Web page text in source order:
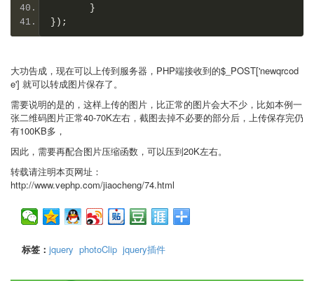
}
});
大功告成，现在可以上传到服务器， PHP端接收到的$_POST['newqrcod
e'] 就可以转成图片保存了。
需要说明的是的，这样上传的图片，比正常的图片会大不少，比如本例一
张二维码图片正常40-70K左右，截图去掉不必要的部分后，上传保存完仍
有100KB多，
因此，需要再配合图片压缩函数，可以压到20K左右。
转载请注明本页网址：
http://www.vephp.com/jiaocheng/74.html
标签： jquery photoClip jquery插件